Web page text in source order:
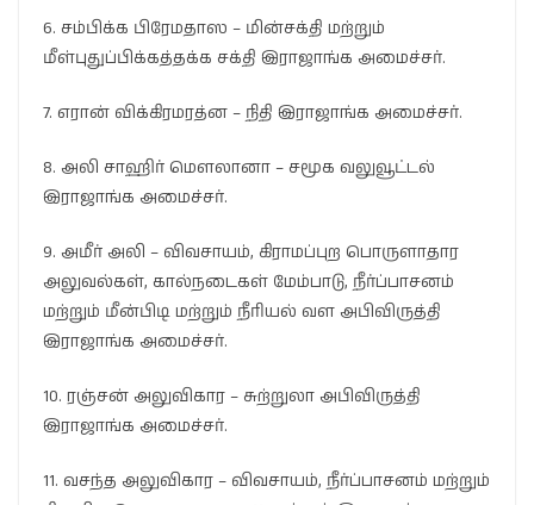
6. சம்பிக்க பிரேமதாஸ – மின்சக்தி மற்றும்
மீள்புதுப்பிக்கத்தக்க சக்தி இராஜாங்க அமைச்சர்.
7. எரான் விக்கிரமரத்ன – நிதி இராஜாங்க அமைச்சர்.
8. அலி சாஹிர் மௌலானா – சமூக வலுவூட்டல்
இராஜாங்க அமைச்சர்.
9. அமீர் அலி – விவசாயம், கிராமப்புற பொருளாதார
அலுவல்கள், கால்நடைகள் மேம்பாடு, நீர்ப்பாசனம்
மற்றும் மீன்பிடி மற்றும் நீரியல் வள அபிவிருத்தி
இராஜாங்க அமைச்சர்.
10. ரஞ்சன் அலுவிகார – சுற்றுலா அபிவிருத்தி
இராஜாங்க அமைச்சர்.
11. வசந்த அலுவிகார – விவசாயம், நீர்ப்பாசனம் மற்றும்